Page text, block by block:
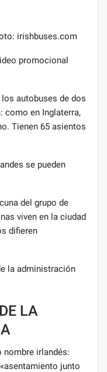
irishbuses.com
promocional
autobuses de dos
como en Inglaterra,
Tienen 65 asientos
se pueden
del grupo de
viven en la ciudad
difieren
la administración
LA
nombre irlandés:
junto